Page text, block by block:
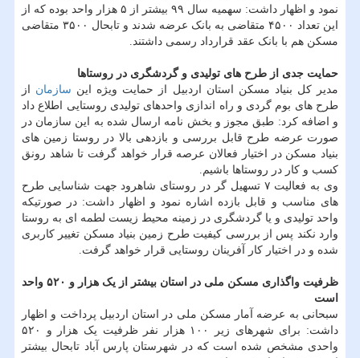
نمود و اظهار داشت: سهمیه سال ۹۹ بیشتر از ۵ هزار واحد بوده که از
این تعداد ۴۵۰۰ متقاضی به بانک عرضه شدند و تابحال ۳۵۰۰ متقاضی
مسکن هم با بانک عقد قرارداد رسمی داشتند.
حمایت جدی از طرح های تولیدی و گردشگری در روستاها
مدیر کل بنیاد مسکن استان اردبیل از حمایت ویژه این سازمان از
طرح های بوم گردی و راه اندازی واحدهای تولیدی روستایی اطلاع داد
و اضافه کرد: طبق مجوز و بخش نامه ارسال شده به این سازمان در
صورت عرضه طرح قابل بررسی و بازدهی بالا در روستا زمین های
بنیاد مسکن در اختیار فعالان عرصه قرار خواهد گرفت تا شاهد رونق
کسب و کار در روستاها باشیم.
وی به فعالیت ۷ تسهیل گر در روستای شاهرود جهت شناسایی طرح
های مناسب و قابل بازده اشاره نمود و اظهار داشت: در صورتیکه
واحد تولیدی و یا گردشگری در زمینه محیط زیست لطمه ای به روستا
وارد نکند پس از بررسی کیفیت طرح زمین بنیاد مسکن تغییر کاربری
شده و در اختیار کار آفرینان روستایی قرار خواهد گرفت.
ظرفیت واگذاری مسکن ملی در استان بیشتر از یک هزار و ۵۲۰ واحد
است
سبحانی به عرضه آمار مسکن ملی در استان اردبیل پرداخت و اظهار
داشت: برای شهرهای زیر ۱۰۰ هزار نفر ظرفیت یک هزار و ۵۲۰
واحدی مشخص شده است که در شهرستان پارس آباد تابحال بیشتر